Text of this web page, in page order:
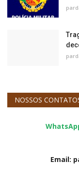
NOSSOS
Email: